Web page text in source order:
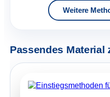
Weitere
Passendes Material